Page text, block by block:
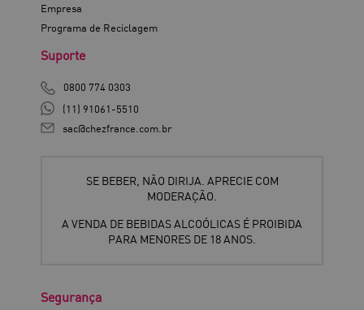
Empresa
Programa de Reciclagem
Suporte
0800 774 0303
(11) 91061-5510
sac@chezfrance.com.br
SE BEBER, NÃO DIRIJA. APRECIE COM
MODERAÇÃO.
A VENDA DE BEBIDAS ALCOÓLICAS É PROIBIDA
PARA MENORES DE 18 ANOS.
Segurança